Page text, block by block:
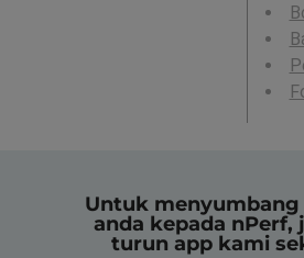
Untuk menyumbang
anda kepada nPerf,
turun app kami